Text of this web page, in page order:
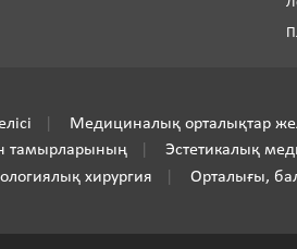
Медициналық орталықтар
тамырларының
Эстетикалық
хирургия
Орталығы,